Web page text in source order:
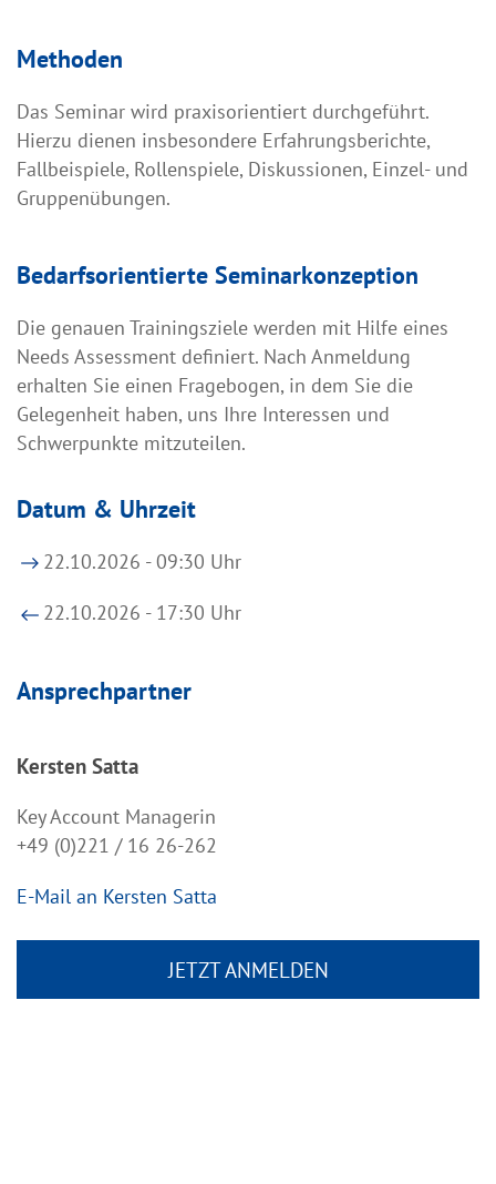
Methoden
Das Seminar wird praxisorientiert durchgeführt.
Hierzu dienen insbesondere Erfahrungsberichte,
Fallbeispiele, Rollenspiele, Diskussionen, Einzel- und
Gruppenübungen.
Bedarfsorientierte Seminarkonzeption
Die genauen Trainingsziele werden mit Hilfe eines
Needs Assessment definiert. Nach Anmeldung
erhalten Sie einen Fragebogen, in dem Sie die
Gelegenheit haben, uns Ihre Interessen und
Schwerpunkte mitzuteilen.
Datum & Uhrzeit
22.10.2026 - 09:30 Uhr
22.10.2026 - 17:30 Uhr
Ansprechpartner
Kersten Satta
Key Account Managerin
+49 (0)221 / 16 26-262
E-Mail an Kersten Satta
JETZT ANMELDEN